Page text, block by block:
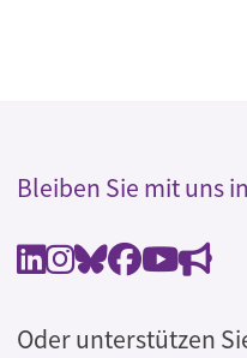
Bleiben Sie mit uns
Oder unterstützen